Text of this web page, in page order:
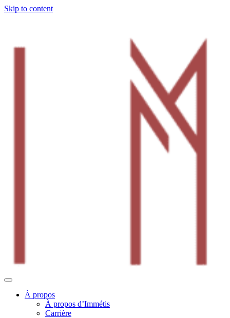
Skip to content
À propos
À propos d’Immétis
Carrière